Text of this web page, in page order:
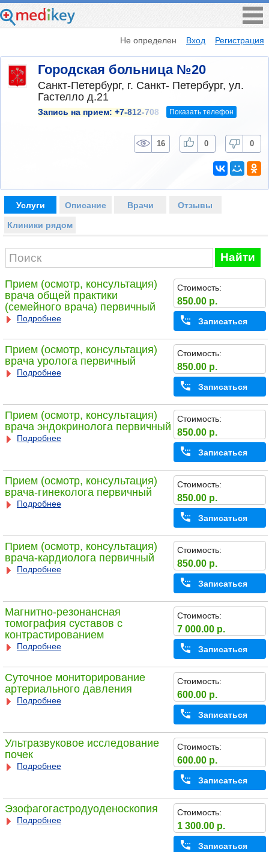
Не определен Вход Регистрация
Городская больница №20
Санкт-Петербург, г. Санкт- Петербург, ул.
Гастелло д.21
Запись на прием: +7-812-708 Показать телефон
16 0 0
Услуги Описание Врачи Отзывы
Клиники рядом
Найти
Прием (осмотр, консультация)
врача общей практики
(семейного врача) первичный
Подробнее
Стоимость:
850.00 р.
Записаться
Прием (осмотр, консультация)
врача уролога первичный
Подробнее
Стоимость:
850.00 р.
Записаться
Прием (осмотр, консультация)
врача эндокринолога первичный
Подробнее
Стоимость:
850.00 р.
Записаться
Прием (осмотр, консультация)
врача-гинеколога первичный
Подробнее
Стоимость:
850.00 р.
Записаться
Прием (осмотр, консультация)
врача-кардиолога первичный
Подробнее
Стоимость:
850.00 р.
Записаться
Магнитно-резонансная
томография суставов с
контрастированием
Подробнее
Стоимость:
7 000.00 р.
Записаться
Суточное мониторирование
артериального давления
Подробнее
Стоимость:
600.00 р.
Записаться
Ультразвуковое исследование
почек
Подробнее
Стоимость:
600.00 р.
Записаться
Эзофагогастродуоденоскопия
Подробнее
Стоимость:
1 300.00 р.
Записаться